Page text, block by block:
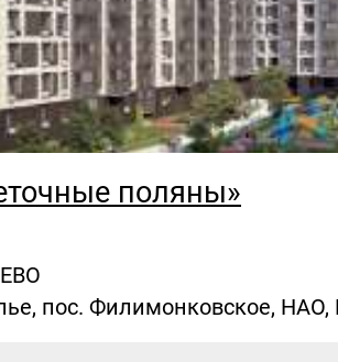
поляны»
пос. Филимонковское,